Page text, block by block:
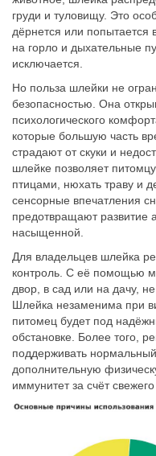
груди и туловищу. Это
дёрнется или попытается
на горло и дыхательные
исключается.
Но польза шлейки не
безопасностью. Она
психологического
которые большую часть
страдают от скуки и
шлейке позволяет
птицами, нюхать траву и
сенсорные впечатления
предотвращают развитие
насыщенной.
Для владельцев шлейка
контроль. С её помощью
двор, в сад или на дачу,
Шлейка незаменима при
питомец будет под
обстановке. Более того,
поддерживать
дополнительную
иммунитет за счёт